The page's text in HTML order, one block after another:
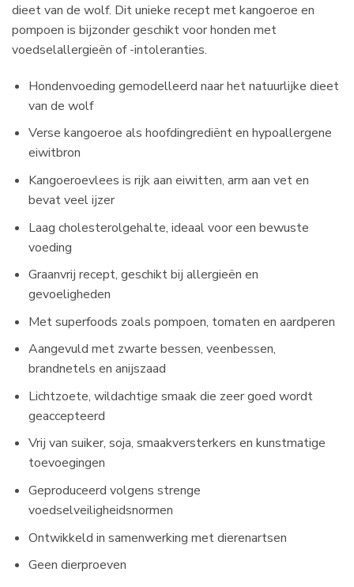
dieet van de wolf. Dit unieke recept met kangoeroe en
pompoen is bijzonder geschikt voor honden met
voedselallergieën of -intoleranties.
Hondenvoeding gemodelleerd naar het natuurlijke dieet
van de wolf
Verse kangoeroe als hoofdingrediënt en hypoallergene
eiwitbron
Kangoeroevlees is rijk aan eiwitten, arm aan vet en
bevat veel ijzer
Laag cholesterolgehalte, ideaal voor een bewuste
voeding
Graanvrij recept, geschikt bij allergieën en
gevoeligheden
Met superfoods zoals pompoen, tomaten en aardperen
Aangevuld met zwarte bessen, veenbessen,
brandnetels en anijszaad
Lichtzoete, wildachtige smaak die zeer goed wordt
geaccepteerd
Vrij van suiker, soja, smaakversterkers en kunstmatige
toevoegingen
Geproduceerd volgens strenge
voedselveiligheidsnormen
Ontwikkeld in samenwerking met dierenartsen
Geen dierproeven